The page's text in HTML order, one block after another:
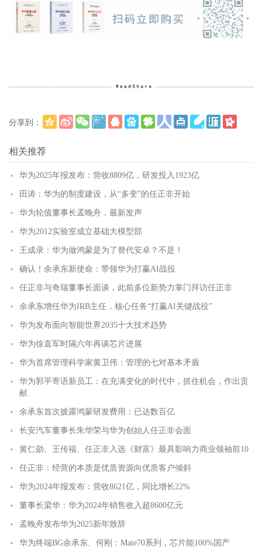
分享到：
相关推荐
华为2025年报发布：营收8809亿，研发投入1923亿
田涛：华为的制度建设，从“多变”的任正非开始
华为轮值董事长孟晚舟，最新发声
华为2012实验室成立基础大模型部
王成录：华为做鸿蒙是为了替代安卓？不是！
确认！余承东新使命：带领华为打赢AI战役
任正非与奇瑞董事长面谈，此前多位新势力掌门拜访任正非
余承东增任华为IRB主任，核心任务“打赢AI关键战役”
华为发布面向智能世界2035十大技术趋势
华为徐直军时隔六年再谈芯片进展
华为首席管理科学家黄卫伟：管理的七对基本矛盾
华为郭平寄语新员工：在充满变化的时代中，抓住机会，作出贡
献
余承东首次披露鸿蒙研发费用：已达数百亿
长安汽车董事长朱华荣与华为创始人任正非会面
黄仁勋、王传福、任正非入选《财富》最具影响力商业领袖前10
任正非：经营的本质是优质资源向优质客户倾斜
华为2024年报发布：营收8621亿，同比增长22%
董事长梁华：华为2024年销售收入超8600亿元
孟晚舟发布华为2025新年致辞
华为终端BG余承东、何刚：Mate70系列，芯片能100%国产